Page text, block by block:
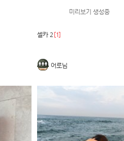
미리보기 생성중
셀카 2 [1]
어로님